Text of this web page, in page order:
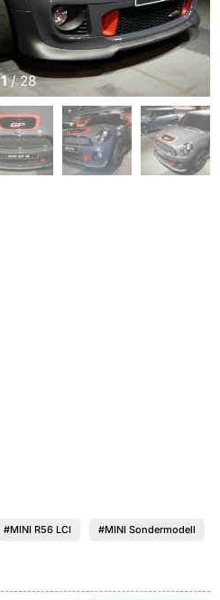
1/28
#MINI R56 LCI #MINI Sondermodell